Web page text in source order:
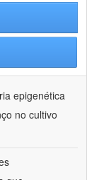
epigenética
no cultivo